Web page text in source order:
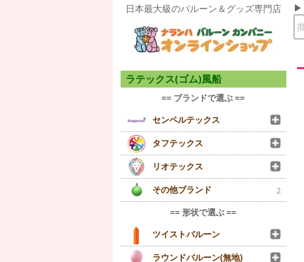
日本最大級のバルーン＆グッズ専門店
ラテックス(ゴム)風船
== ブランドで選ぶ ==
センペルテックス
タフテックス
リオテックス
その他ブランド
2
== 形状で選ぶ ==
ツイストバルーン
ラウンドバルーン(無地)